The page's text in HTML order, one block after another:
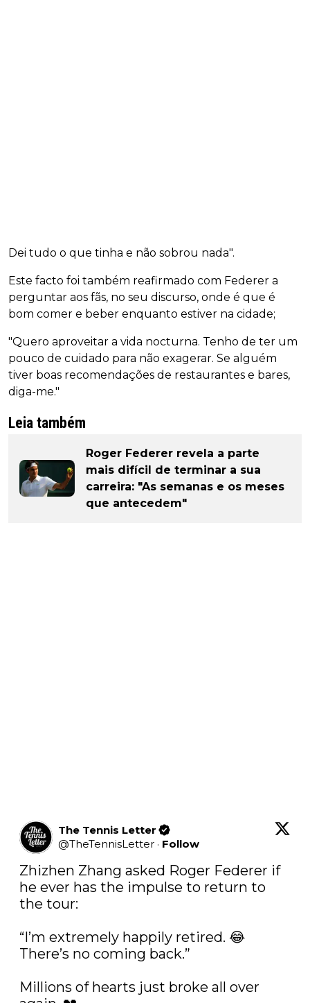
Dei tudo o que tinha e não sobrou nada".
Este facto foi também reafirmado com Federer a
perguntar aos fãs, no seu discurso, onde é que é
bom comer e beber enquanto estiver na cidade;
"Quero aproveitar a vida nocturna. Tenho de ter um
pouco de cuidado para não exagerar. Se alguém
tiver boas recomendações de restaurantes e bares,
diga-me."
Leia também
Roger Federer revela a parte
mais difícil de terminar a sua
carreira: "As semanas e os meses
que antecedem"
The Tennis Letter
@TheTennisLetter · Follow
Zhizhen Zhang asked Roger Federer if
he ever has the impulse to return to
the tour:
“I’m extremely happily retired. 😂
There’s no coming back.”
Millions of hearts just broke all over